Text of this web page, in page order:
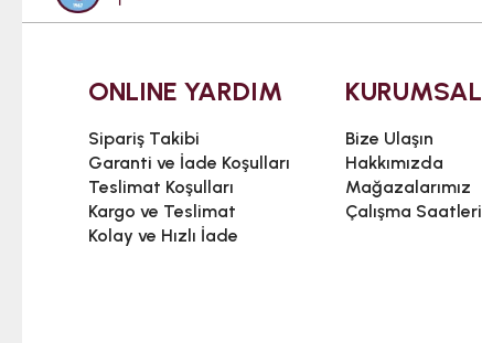
ONLINE YARDIM
Sipariş Takibi
Garanti ve İade Koşulları
Teslimat Koşulları
Kargo ve Teslimat
Kolay ve Hızlı İade
KURUMSAL
Bize Ulaşın
Hakkımızda
Mağazalarımız
Çalışma Saatleri